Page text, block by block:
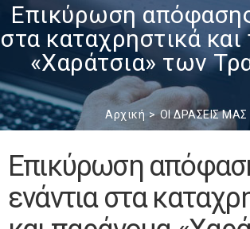
Επικύρωση
στα καταχρηστικά
«Χαράτσια» των
Αρχική ΟΙ ΔΡΑΣΕΙΣ ΜΑΣ
Επικύρωση
ενάντια στα